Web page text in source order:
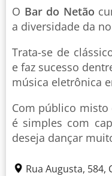
O Bar do Netão
a diversidade da
Trata-se de
e faz sucesso
música eletrônica
Com público misto
é simples com
deseja dançar
Rua Augusta, 584,